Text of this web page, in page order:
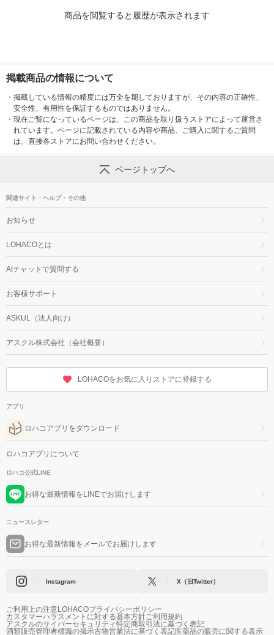
商品を閲覧すると履歴が表示されます
掲載商品の情報について
・ 掲載している情報の精度には万全を期しておりますが、その内容の正確性、
安全性、有用性を保証するものではありません。
・ 現在ご覧になっているページは、この商品を取り扱うストアによって運営さ
れています。ページに記載されている内容や商品、ご購入に関するご質問
は、直接各ストアにお問い合わせください。
ページトップへ
関連サイト・ヘルプ・その他
お知らせ
LOHACOとは
AIチャットで質問する
お客様サポート
ASKUL（法人向け）
アスクル株式会社（会社概要）
LOHACOをお気に入りストアに登録する
アプリ
ロハコアプリをダウンロード
ロハコアプリについて
ロハコ公式LINE
お得な最新情報をLINEでお届けします
ニュースレター
お得な最新情報をメールでお届けします
Instagram X（旧Twitter）
ご利用上の注意LOHACOプライバシーポリシー
カスタマーハラスメントに対する基本方針ご利用規約
アスクルのサイバーセキュリティ特定商取引法に基づく表記
酒類販売管理者標識の掲示古物営業法に基づく表記医薬品の販売に関する表示